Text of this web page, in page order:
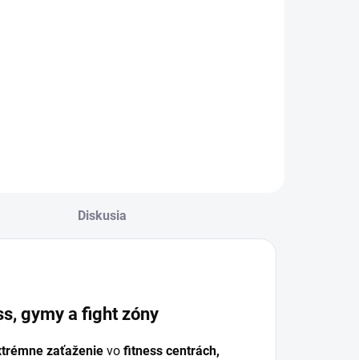
Diskusia
gymy a fight zóny
zaťaženie vo fitness centrách,